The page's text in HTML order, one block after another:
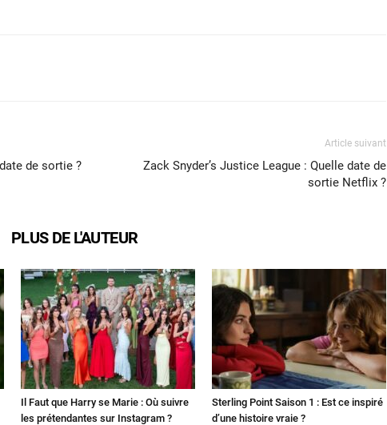
de sortie ?
Article suivant
Zack Snyder’s Justice League : Quelle date de
sortie Netflix ?
PLUS DE L'AUTEUR
Il Faut que Harry se Marie : Où suivre
les prétendantes sur Instagram ?
Sterling Point Saison 1 : Est ce inspiré
d’une histoire vraie ?